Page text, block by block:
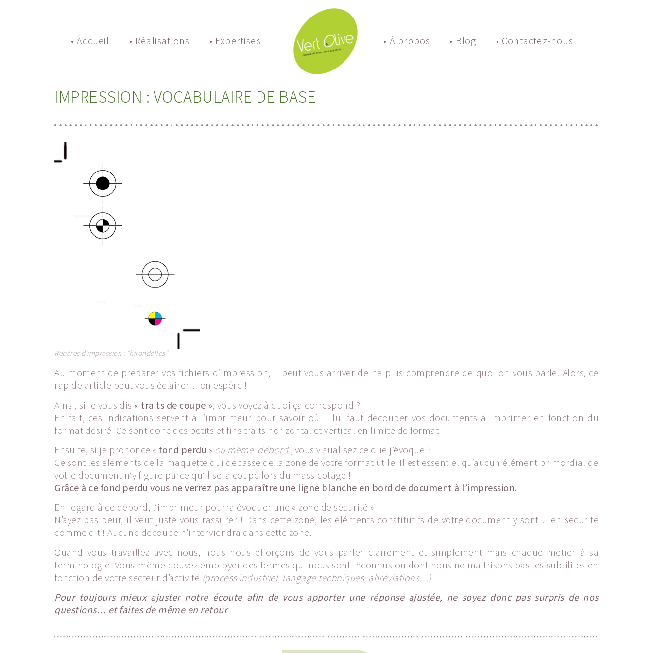
• Accueil • Réalisations • Expertises • À propos • Blog • Contactez-nous
IMPRESSION : VOCABULAIRE DE BASE
Repères d'impression : "hirondelles"
Au moment de préparer vos fichiers d’impression, il peut vous arriver de ne plus comprendre de quoi on vous parle. Alors, ce
rapide article peut vous éclairer… on espère !
Ainsi, si je vous dis « traits de coupe », vous voyez à quoi ça correspond ?
En fait, ces indications servent à l’imprimeur pour savoir où il lui faut découper vos documents à imprimer en fonction du
format désiré. Ce sont donc des petits et fins traits horizontal et vertical en limite de format.
Ensuite, si je prononce « fond perdu » ou même ‘débord’, vous visualisez ce que j’évoque ?
Ce sont les éléments de la maquette qui dépasse de la zone de votre format utile. Il est essentiel qu’aucun élément primordial de
votre document n’y figure parce qu’il sera coupé lors du massicotage !
Grâce à ce fond perdu vous ne verrez pas apparaître une ligne blanche en bord de document à l’impression.
En regard à ce débord, l’imprimeur pourra évoquer une « zone de sécurité ».
N’ayez pas peur, il veut juste vous rassurer ! Dans cette zone, les éléments constitutifs de votre document y sont… en sécurité
comme dit ! Aucune découpe n’interviendra dans cette zone.
Quand vous travaillez avec nous, nous nous efforçons de vous parler clairement et simplement mais chaque métier à sa
terminologie. Vous-même pouvez employer des termes qui nous sont inconnus ou dont nous ne maitrisons pas les subtilités en
fonction de votre secteur d’activité (process industriel, langage techniques, abréviations…).
Pour toujours mieux ajuster notre écoute afin de vous apporter une réponse ajustée, ne soyez donc pas surpris de nos
questions… et faites de même en retour!